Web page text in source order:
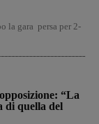
la gara persa per 2-
“La
di quella del